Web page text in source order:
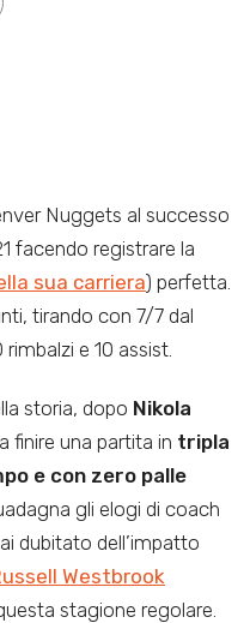
Nuggets al successo
facendo registrare la
sua carriera) perfetta.
tirando con 7/7 dal
e 10 assist.
storia, dopo Nikola
finire una partita in tripla
e con zero palle
gli elogi di coach
dubitato dell’impatto
Westbrook
stagione regolare.